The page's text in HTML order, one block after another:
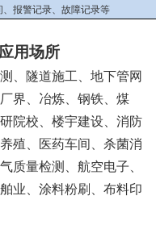
、报警记录、故障记录等
应用场所
、隧道施工、地下管网
界、冶炼、钢铁、煤
院校、楼宇建设、消防
殖、医药车间、杀菌消
质量检测、航空电子、
业、涂料粉刷、布料印